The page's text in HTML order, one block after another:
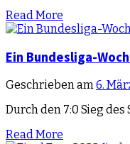
Read More
Ein Bundesliga-
Geschrieben am6.
Durch den 7:0 Sieg
Read More